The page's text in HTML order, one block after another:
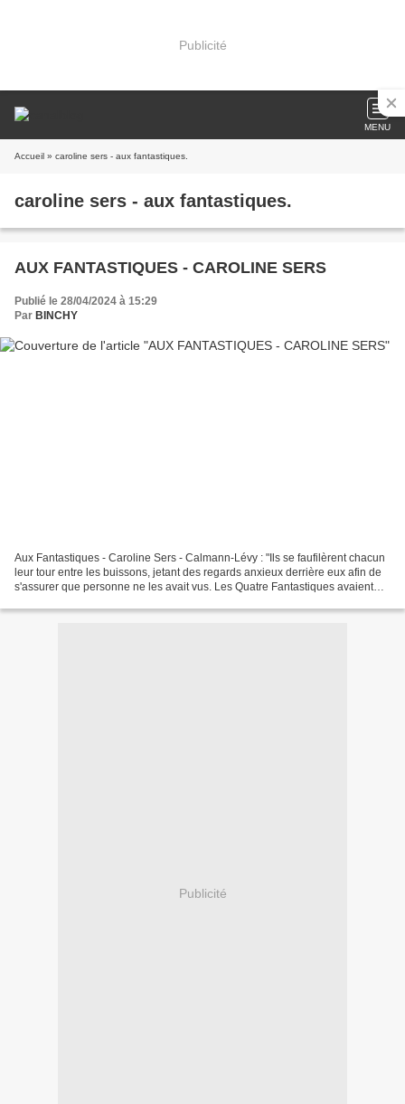
Publicité
MENU
Accueil » caroline sers - aux fantastiques.
caroline sers - aux fantastiques.
AUX FANTASTIQUES - CAROLINE SERS
Publié le 28/04/2024 à 15:29
Par BINCHY
Aux Fantastiques - Caroline Sers - Calmann-Lévy : "Ils se faufilèrent chacun
leur tour entre les buissons, jetant des regards anxieux derrière eux afin de
s'assurer que personne ne les avait vus. Les Quatre Fantastiques avaient
Publicité